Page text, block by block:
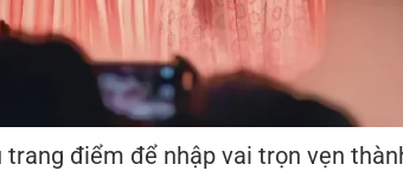
trang điểm để nhập vai trọn vẹn